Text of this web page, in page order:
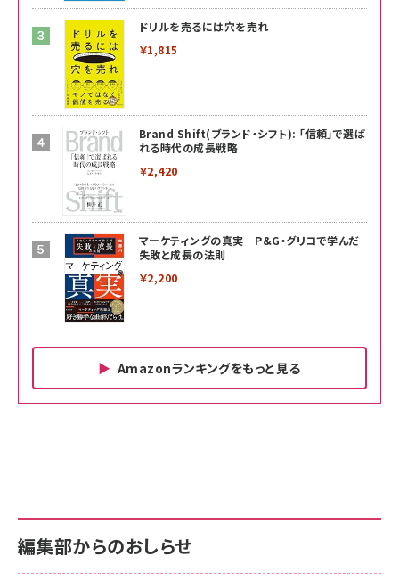
ドリルを売るには穴を売れ
￥1,815
Brand Shift(ブランド・シフト): 「信頼」で選ば
れる時代の成長戦略
￥2,420
マーケティングの真実 P&G・グリコで学んだ
失敗と成長の法則
￥2,200
Amazonランキングをもっと見る
￥880
anan(アンアン)2026/06/24号 No.2500増
刊 スペシャルエディション[王道エンタメの矜
内サポート正規品 メーカー保証5年
KLMEA128G
NIMASO ガラスフィルム iPhone 17 用 保護
内サポート正規品 メーカー保証5年
KLMEA128G
Amazon eギフトカード - Amazonロゴ - ク
編集部からのおしらせ